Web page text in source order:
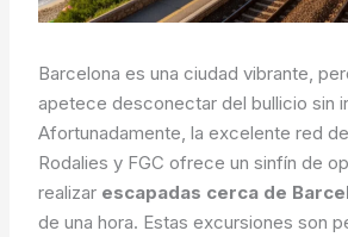
Barcelona es una ciudad vibrante,
apetece desconectar del bullicio sin
Afortunadamente, la excelente red
Rodalies y FGC ofrece un sinfín de
realizar escapadas cerca de
de una hora. Estas excursiones son